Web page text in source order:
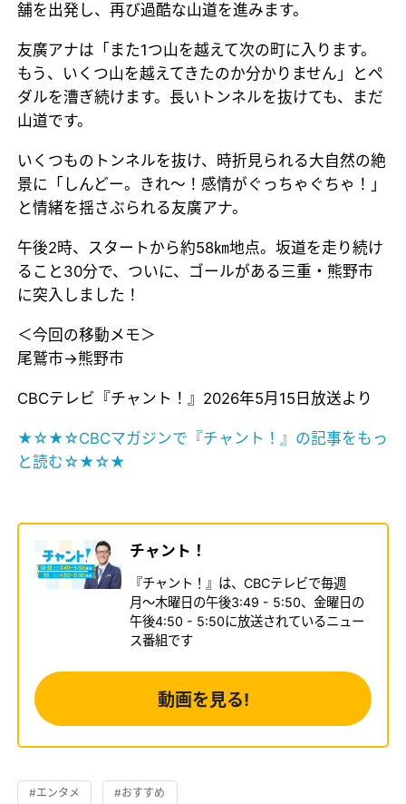
舗を出発し、再び過酷な山道を進みます。
友廣アナは「また1つ山を越えて次の町に入ります。
もう、いくつ山を越えてきたのか分かりません」とペ
ダルを漕ぎ続けます。長いトンネルを抜けても、まだ
山道です。
いくつものトンネルを抜け、時折見られる大自然の絶
景に「しんどー。きれ～！感情がぐっちゃぐちゃ！」
と情緒を揺さぶられる友廣アナ。
午後2時、スタートから約58㎞地点。坂道を走り続け
ること30分で、ついに、ゴールがある三重・熊野市
に突入しました！
＜今回の移動メモ＞
尾鷲市→熊野市
CBCテレビ『チャント！』2026年5月15日放送より
★☆★☆CBCマガジンで『チャント！』の記事をもっ
と読む☆★☆★
チャント！
『チャント！』は、CBCテレビで毎週
月〜木曜日の午後3:49 - 5:50、金曜日の
午後4:50 - 5:50に放送されているニュー
ス番組です
動画を見る!
#エンタメ #おすすめ